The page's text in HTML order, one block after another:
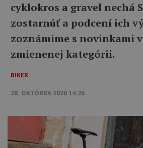
cyklokros a gravel nechá
zostarnúť a podcení ich
zoznámime s novinkami
zmienenej kategórii.
BIKER
28. OKTÓBRA 2020 14:26